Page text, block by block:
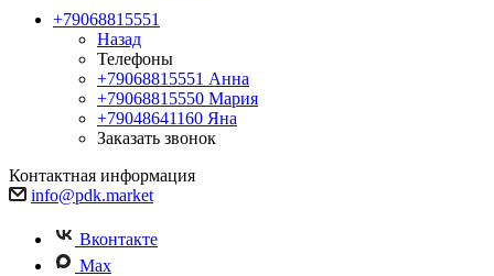
+79068815551
Назад
Телефоны
+79068815551 Анна
+79068815550 Мария
+79048641160 Яна
Заказать звонок
Контактная информация
info@pdk.market
Вконтакте
Max